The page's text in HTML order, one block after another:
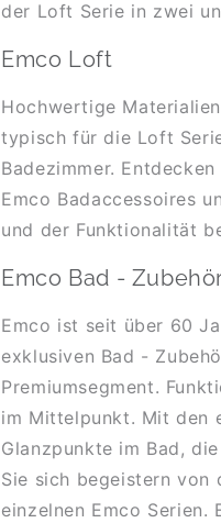
der Loft Serie in zwei
Emco Loft
Hochwertige
typisch für die Loft
Badezimmer.
Emco Badaccessoires
und der Funktionalität
Emco Bad -
Emco ist seit über 60
exklusiven Bad -
Premiumsegment.
im Mittelpunkt. Mit den
Glanzpunkte im Bad,
Sie sich begeistern
einzelnen Emco Serien.